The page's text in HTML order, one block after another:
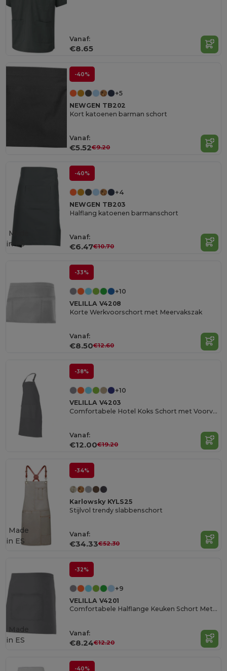
Vanaf:
€8.65
-40%
+5
NEWGEN TB202
Kort katoenen barman schort
Vanaf:
€5.52€9.20
-40%
+4
NEWGEN TB203
Halflang katoenen barmanschort
Vanaf:
€6.47€10.70
Made
in ES
-33%
+10
VELILLA V4208
Korte Werkvoorschort met Meervakszak
Vanaf:
€8.50€12.60
-38%
+10
VELILLA V4203
Comfortabele Hotel Koks Schort met Voorvak
Vanaf:
€12.00€19.20
-34%
Karlowsky KYLS25
Stijlvol trendy slabbenschort
Vanaf:
€34.33€52.30
Made
in ES
-32%
+9
VELILLA V4201
Comfortabele Halflange Keuken Schort Met Zak
Vanaf:
€8.24€12.20
in ES
-40%